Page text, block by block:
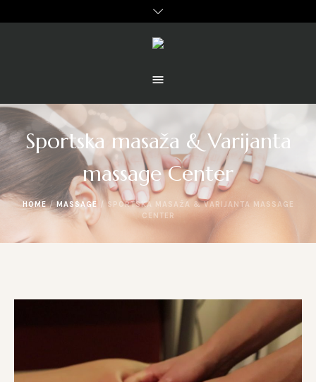
Sportska masaža & Varijanta
massage Center
HOME /MASSAGE /
SPORTSKA MASAŽA & VARIJANTA MASSAGE
CENTER